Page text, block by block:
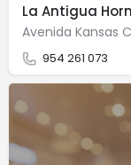
La Antigua
Avenida Kansas
954 261 073